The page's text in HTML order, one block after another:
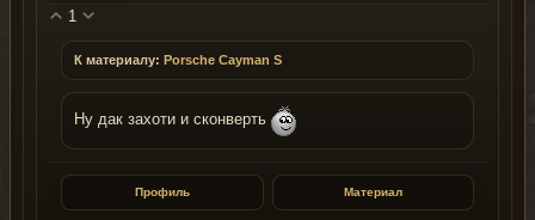
1
К материалу: Porsche Cayman S
Ну дак захоти и сконверть
Профиль Материал